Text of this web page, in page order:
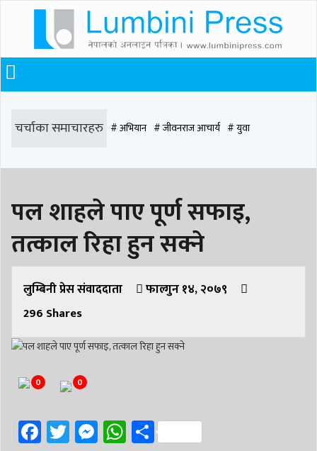
चर्चाका समाचारहरु # अभियान # जीवनराज आचार्य # युवा
# समाज रूपान्तरण # चौराह हस्पिटल # घरजग्गा कारोबार # कपिलवस्तु
# मृत्यु # सडक दुर्घटना # आधुनिक समाज डेन्टल # लुम्बिनी # वर्षा
# समृद्धि एकेडेमी # काङ्ग्रेस # नेपाली कांग्रेस # बुटवल
# रुपन्देही # रुपन्देही २ # नेकपा # रुपन्देही १ # चुन्न पौडेल # मन्दिर
# सिद्धबाबा # बुटवल उपमहानगरपालिका
# पाल्पा
पल शाहले पाए पूर्ण सफाइ,
तत्काल रिहा हुन सक्ने
लुम्बिनी प्रेस संवाददाता
फाल्गुन १४, २०७९
296 Shares
0 0
Facebook
Twitter
Messenger
WhatsApp
Share